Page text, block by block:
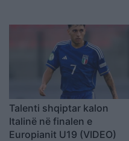
Talenti shqiptar kalon
Italinë në finalen e
Europianit U19 (VIDEO)